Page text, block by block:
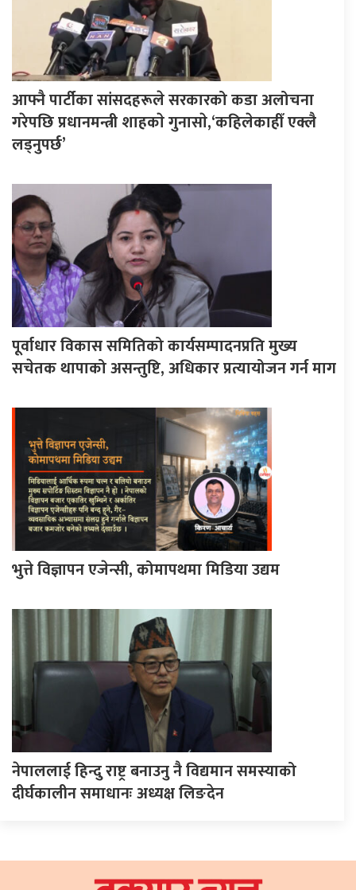
आफ्नै पार्टीका सांसदहरूले सरकारको कडा अलोचना
गरेपछि प्रधानमन्त्री शाहकाे गुनासाे,‘कहिलेकाहीँ एक्लै
लड्नुपर्छ’
पूर्वाधार विकास समितिको कार्यसम्पादनप्रति मुख्य
सचेतक थापाको असन्तुष्टि, अधिकार प्रत्यायोजन गर्न माग
भुत्ते विज्ञापन एजेन्सी, कोमापथमा मिडिया उद्यम
नेपाललाई हिन्दु राष्ट्र बनाउनु नै विद्यमान समस्याको
दीर्घकालीन समाधानः अध्यक्ष लिङदेन